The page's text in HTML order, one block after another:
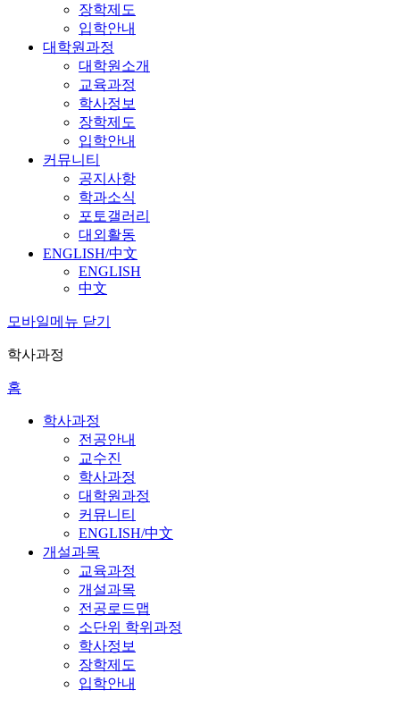
장학제도
입학안내
대학원과정
대학원소개
교육과정
학사정보
장학제도
입학안내
커뮤니티
공지사항
학과소식
포토갤러리
대외활동
ENGLISH/中文
ENGLISH
中文
모바일메뉴 닫기
학사과정
홈
학사과정
전공안내
교수진
학사과정
대학원과정
커뮤니티
ENGLISH/中文
개설과목
교육과정
개설과목
전공로드맵
소단위 학위과정
학사정보
장학제도
입학안내